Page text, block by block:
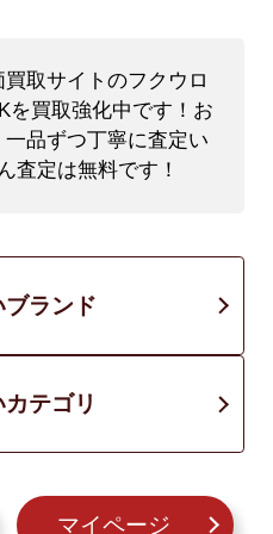
取サイトのフクウロ
を買取強化中です！ お
品ずつ丁寧に査定い
査定は無料です！
ランド
テゴリ
マイページ